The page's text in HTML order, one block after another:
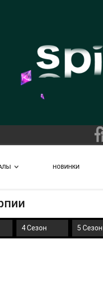
НОВИНКИ
4 Сезон 5 Сезон